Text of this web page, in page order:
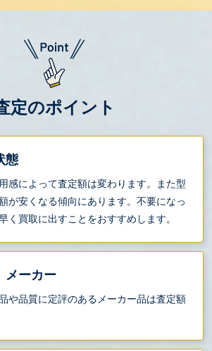
定のポイント
態
感によって査定額は変わります。また型
が安くなる傾向にあります。不要になっ
く買取に出すことをおすすめします。
メーカー
や品質に定評のあるメーカー品は査定額